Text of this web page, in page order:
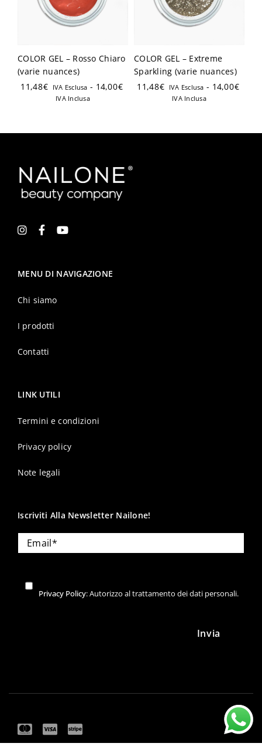
COLOR GEL – Rosso Chiaro
(varie nuances)
11,48€ IVA Esclusa - 14,00€
IVA Inclusa
COLOR GEL – Extreme
Sparkling (varie nuances)
11,48€ IVA Esclusa - 14,00€
IVA Inclusa
MENU DI NAVIGAZIONE
Chi siamo
I prodotti
Contatti
LINK UTILI
Termini e condizioni
Privacy policy
Note legali
Iscriviti Alla Newsletter Nailone!
Privacy Policy: Autorizzo al trattamento dei dati personali.